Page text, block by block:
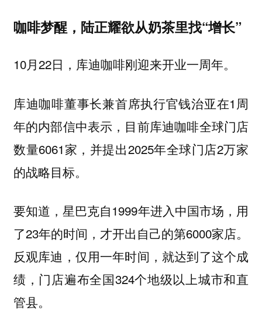
咖啡梦醒，陆正耀欲从奶茶里找“增长”
10月22日，库迪咖啡刚迎来开业一周年。
库迪咖啡董事长兼首席执行官钱治亚在1周
年的内部信中表示，目前库迪咖啡全球门店
数量6061家，并提出2025年全球门店2万家
的战略目标。
要知道，星巴克自1999年进入中国市场，用
了23年的时间，才开出自己的第6000家店。
反观库迪，仅用一年时间，就达到了这个成
绩，门店遍布全国324个地级以上城市和直
管县。